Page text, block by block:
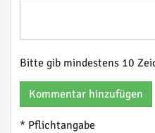
Bitte gib mindestens 10
Kommentar hinzufügen
* Pflichtangabe